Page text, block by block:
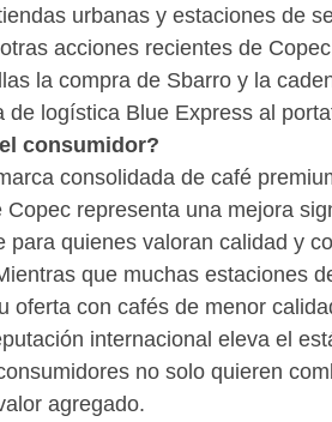
urbanas y estaciones de
acciones recientes de
la compra de Sbarro y la
de logística Blue Express al
consumidor?
consolidada de café
representa una mejora
para quienes valoran calidad y
que muchas estaciones
oferta con cafés de menor
internacional eleva el
no solo quieren
agregado.